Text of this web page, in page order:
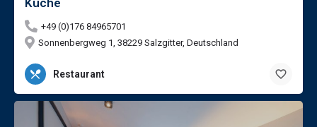
+49 (0)176 84965701
Sonnenbergweg 1, 38229 Salzgitter, Deutschland
Restaurant